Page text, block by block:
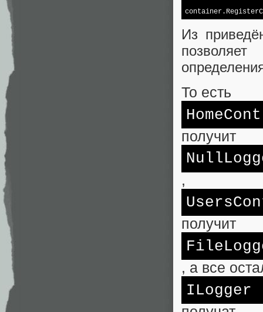
Из
То есть
получит
,
получит
, а все
ILogger